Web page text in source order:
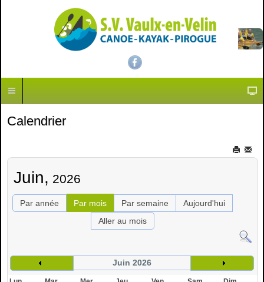
Calendrier
Juin, 2026
Par année Par mois Par semaine
Aujourd'hui
Aller au mois
Juin 2026